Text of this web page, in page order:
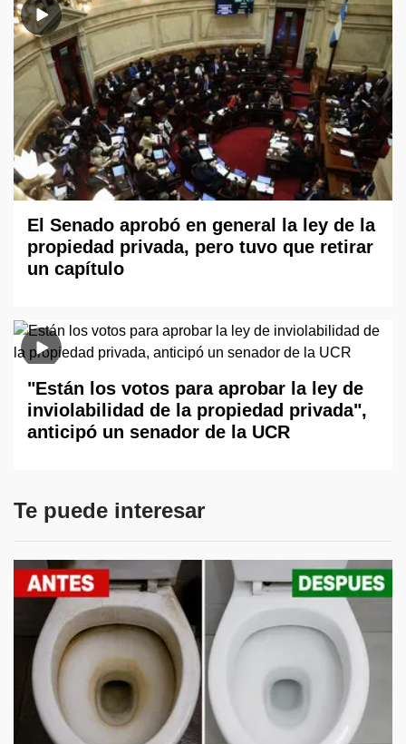
El Senado aprobó en general la ley de la
propiedad privada, pero tuvo que retirar
un capítulo
"Están los votos para aprobar la ley de
inviolabilidad de la propiedad privada",
anticipó un senador de la UCR
Te puede interesar